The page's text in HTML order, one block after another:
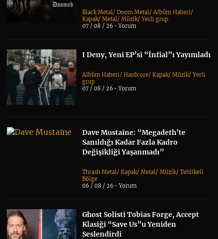
Black Metal/Doom Metal/Albüm Haberi/
Kapak/Metal/Müzik/Yerli grup
07 / 08 / 26 •Yorum
I Deny, Yeni EP’si “İnfial”ı Yayımladı
Albüm Haberi/Hardcore/Kapak/Müzik/Yerli
grup
07 / 08 / 26 •Yorum
Dave Mustaine: “Megadeth’te
Sanıldığı Kadar Fazla Kadro
Değişikliği Yaşanmadı”
Thrash Metal/Kapak/Metal/Müzik/Tehlikeli
Bölge
06 / 08 / 26 •Yorum
Ghost Solisti Tobias Forge, Accept
Klasiği “Save Us”u Yeniden
Seslendirdi